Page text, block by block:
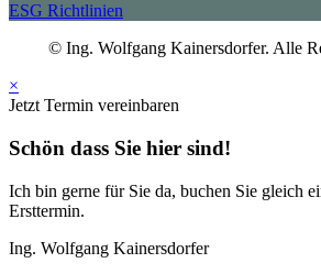
ESG Richtlinien
© Ing. Wolfgang Kainersdorfer. Alle
×
Jetzt Termin vereinbaren
Schön dass Sie hier sind!
Ich bin gerne für Sie da, buchen Sie gleich
Ersttermin.
Ing. Wolfgang Kainersdorfer